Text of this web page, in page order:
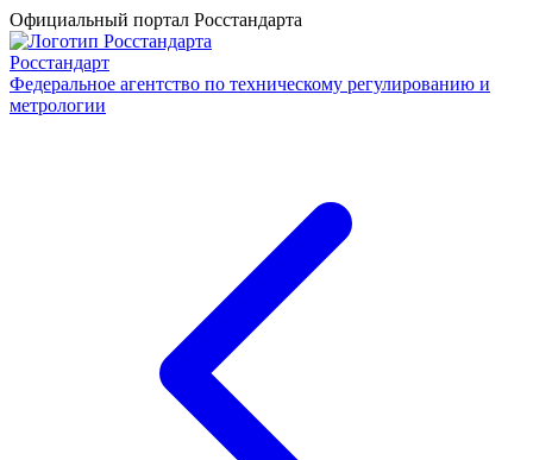
Официальный портал Росстандарта
Росстандарт
Федеральное агентство по техническому регулированию и
метрологии